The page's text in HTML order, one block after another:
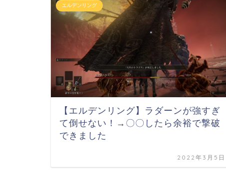
エルデンリング
【エルデンリング】ラダーンが強すぎ
て倒せない！→〇〇したら余裕で撃破
できました
2022年3月5日